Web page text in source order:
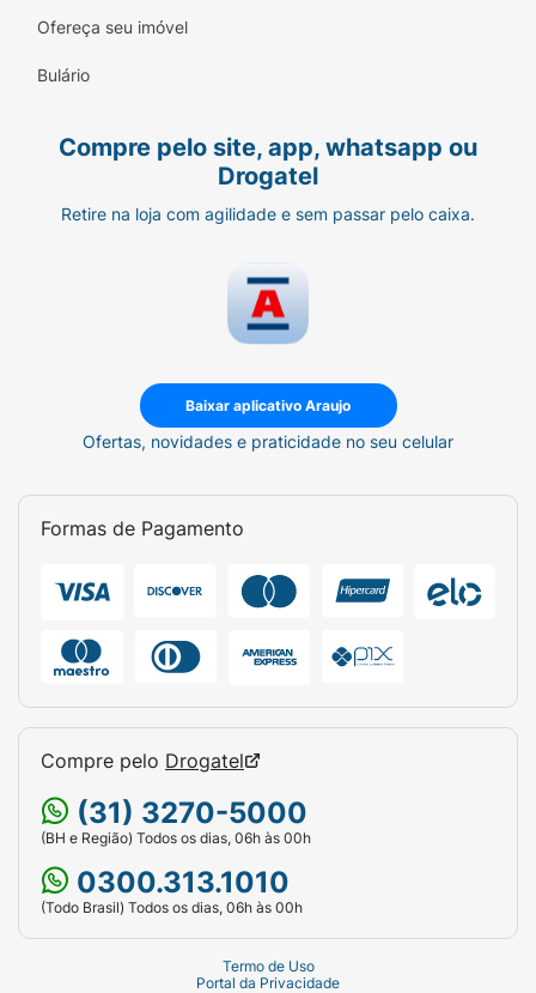
Ofereça seu imóvel
Bulário
Compre pelo site, app, whatsapp ou
Drogatel
Retire na loja com agilidade e sem passar pelo caixa.
Baixar aplicativo Araujo
Ofertas, novidades e praticidade no seu celular
Formas de Pagamento
Compre pelo Drogatel
(31) 3270-5000
(BH e Região) Todos os dias, 06h às 00h
0300.313.1010
(Todo Brasil) Todos os dias, 06h às 00h
Termo de Uso
Portal da Privacidade